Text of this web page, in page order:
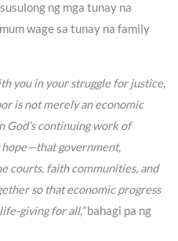
ng mga tunay na
wage sa tunay na family
you in your struggle for justice,
is not merely an economic
continuing work of
government,
courts, faith communities, and
so that economic progress
giving for all,”bahagi pa ng